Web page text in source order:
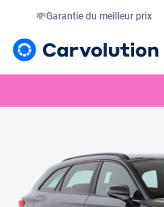
💸Garantie du meilleur prix